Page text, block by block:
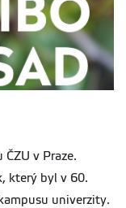
v Praze.
který byl v 60.
univerzity.